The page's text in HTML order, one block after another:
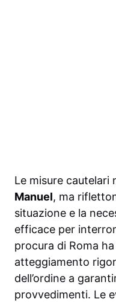
Le misure cautelari
Manuel, ma
situazione e la
efficace per
procura di Roma
atteggiamento
dell’ordine a
provvedimenti. Le